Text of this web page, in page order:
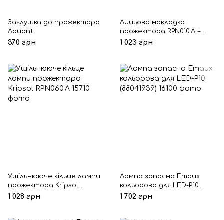
Заглушка до прожектора
Aquant
370 грн
Лицьова накладка
прожектора RPN010.A ​​+
020.A
1 023 грн
Ущільнююче кільце лампи
прожектора Kripsol
RPN060.A
1 028 грн
Лампа запасна Emaux
кольорова для LED-P10
(88041939)
1 702 грн